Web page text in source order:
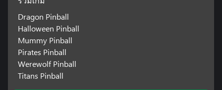
Dragon Pinball
Halloween Pinball
Mummy Pinball
Pirates Pinball
Werewolf Pinball
Titans Pinball